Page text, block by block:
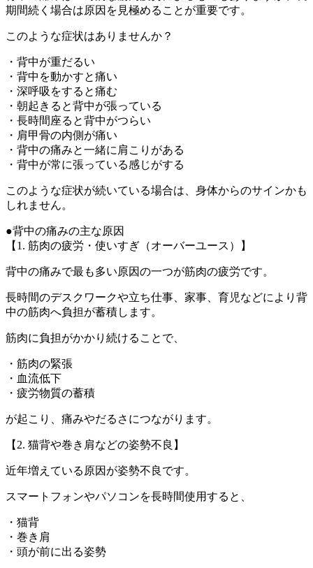
期間続く場合は原因を見極めることが重要です。
このような症状はありませんか？
・背中が重だるい
・背中を動かすと痛い
・深呼吸をすると痛む
・朝起きると背中が張っている
・長時間座ると背中がつらい
・肩甲骨の内側が痛い
・背中の痛みと一緒に肩こりがある
・背中が常に張っている感じがする
このような症状が続いている場合は、身体からのサインかも
しれません。
●背中の痛みの主な原因
【1. 筋肉の疲労・使いすぎ（オーバーユース）】
背中の痛みで最も多い原因の一つが筋肉の疲労です。
長時間のデスクワークや立ち仕事、家事、育児などにより背
中の筋肉へ負担が蓄積します。
筋肉に負担がかかり続けることで、
・筋肉の緊張
・血流低下
・疲労物質の蓄積
が起こり、痛みやだるさにつながります。
【2. 猫背や巻き肩などの姿勢不良】
近年増えている原因が姿勢不良です。
スマートフォンやパソコンを長時間使用すると、
・猫背
・巻き肩
・頭が前に出る姿勢